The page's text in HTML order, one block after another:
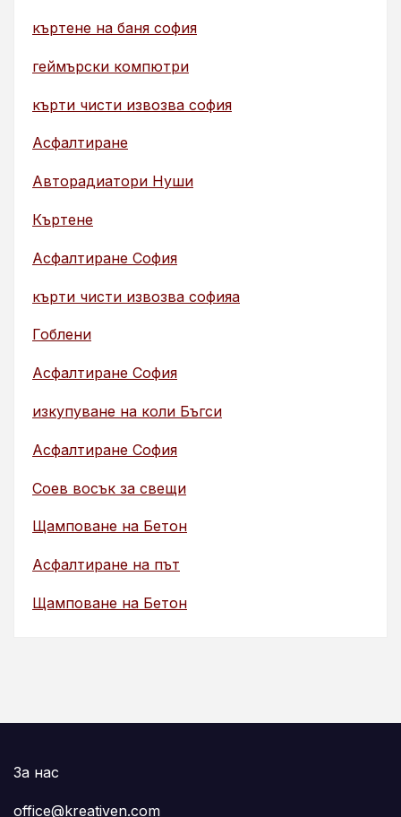
къртене на баня софия
геймърски компютри
кърти чисти извозва софия
Асфалтиране
Авторадиатори Нуши
Къртене
Асфалтиране София
кърти чисти извозва софияа
Гоблени
Асфалтиране София
изкупуване на коли Бъгси
Асфалтиране София
Соев восък за свещи
Щамповане на Бетон
Асфалтиране на път
Щамповане на Бетон
За нас
office@kreativen.com